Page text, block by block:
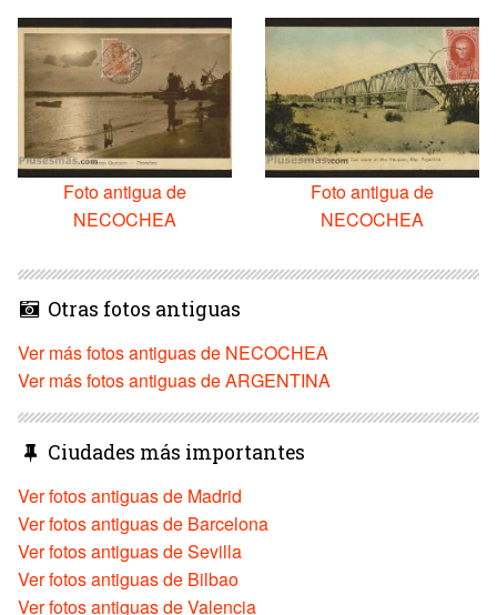
Foto antigua de
NECOCHEA
Foto antigua de
NECOCHEA
Otras fotos antiguas
Ver más fotos antiguas de NECOCHEA
Ver más fotos antiguas de ARGENTINA
Ciudades más importantes
Ver fotos antiguas de Madrid
Ver fotos antiguas de Barcelona
Ver fotos antiguas de Sevilla
Ver fotos antiguas de Bilbao
Ver fotos antiguas de Valencia